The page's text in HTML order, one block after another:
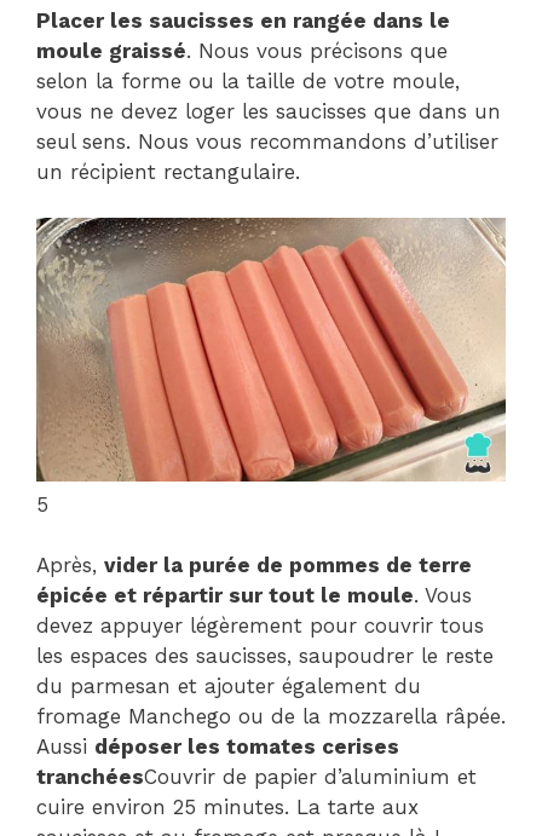
Placer les saucisses en rangée dans le
moule graissé. Nous vous précisons que
selon la forme ou la taille de votre moule,
vous ne devez loger les saucisses que dans un
seul sens. Nous vous recommandons d’utiliser
un récipient rectangulaire.
5
Après, vider la purée de pommes de terre
épicée et répartir sur tout le moule. Vous
devez appuyer légèrement pour couvrir tous
les espaces des saucisses, saupoudrer le reste
du parmesan et ajouter également du
fromage Manchego ou de la mozzarella râpée.
Aussi déposer les tomates cerises
tranchéesCouvrir de papier d’aluminium et
cuire environ 25 minutes. La tarte aux